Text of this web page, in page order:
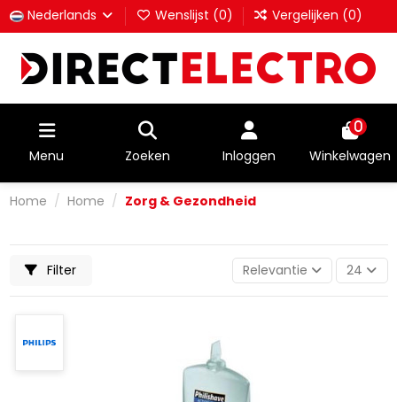
Nederlands Wenslijst (0) Vergelijken (0)
Menu Zoeken Inloggen
0
Winkelwagen
Home Home Zorg & Gezondheid
Filter Relevantie 24